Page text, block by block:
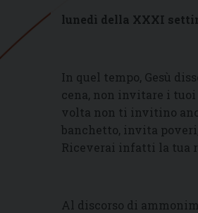
lunedì della XXXI
In quel tempo, Gesù
cena, non invitare i
volta non ti invitino
banchetto, invita
Riceverai infatti la tua
Al discorso di